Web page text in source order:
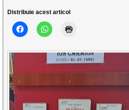
Distribuie acest articol